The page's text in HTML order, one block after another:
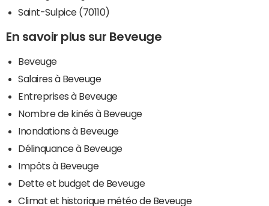
Saint-Sulpice (70110)
En savoir plus sur Beveuge
Beveuge
Salaires à Beveuge
Entreprises à Beveuge
Nombre de kinés à Beveuge
Inondations à Beveuge
Délinquance à Beveuge
Impôts à Beveuge
Dette et budget de Beveuge
Climat et historique météo de Beveuge